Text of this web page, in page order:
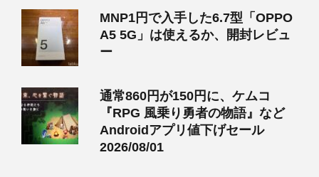
MNP1円で入手した6.7型「OPPO
A5 5G」は使えるか、開封レビュ
ー
通常860円が150円に、ケムコ
『RPG 風乗り勇者の物語』など
Androidアプリ値下げセール
2026/08/01